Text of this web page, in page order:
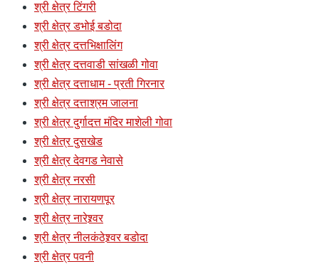
श्री क्षेत्र टिंगरी
श्री क्षेत्र डभोई बडोदा
श्री क्षेत्र दत्तभिक्षालिंग
श्री क्षेत्र दत्तवाडी सांखळी गोवा
श्री क्षेत्र दत्ताधाम - प्रती गिरनार
श्री क्षेत्र दत्ताश्रम जालना
श्री क्षेत्र दुर्गादत्त मंदिर माशेली गोवा
श्री क्षेत्र दुसखेड
श्री क्षेत्र देवगड नेवासे
श्री क्षेत्र नरसी
श्री क्षेत्र नारायणपूर
श्री क्षेत्र नारेश्र्वर
श्री क्षेत्र नीलकंठेश्र्वर बडोदा
श्री क्षेत्र पवनी